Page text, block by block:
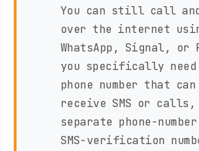
You can still call and
over the internet
WhatsApp, Signal, or
you specifically
phone number that can
receive SMS or
separate phone-
SMS-verification